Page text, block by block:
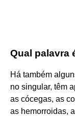
Qual palavra
Há também
no singular, têm
as cócegas, as
as hemorroidas,